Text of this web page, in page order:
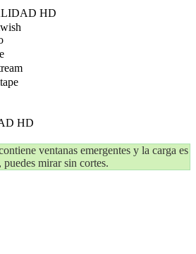
HD
HD
ventanas emergentes y la carga es
puedes mirar sin cortes.